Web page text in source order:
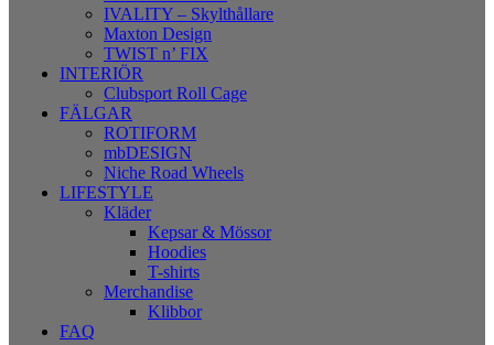
IVALITY – Skylthållare
Maxton Design
TWIST n’ FIX
INTERIÖR
Clubsport Roll Cage
FÄLGAR
ROTIFORM
mbDESIGN
Niche Road Wheels
LIFESTYLE
Kläder
Kepsar & Mössor
Hoodies
T-shirts
Merchandise
Klibbor
FAQ